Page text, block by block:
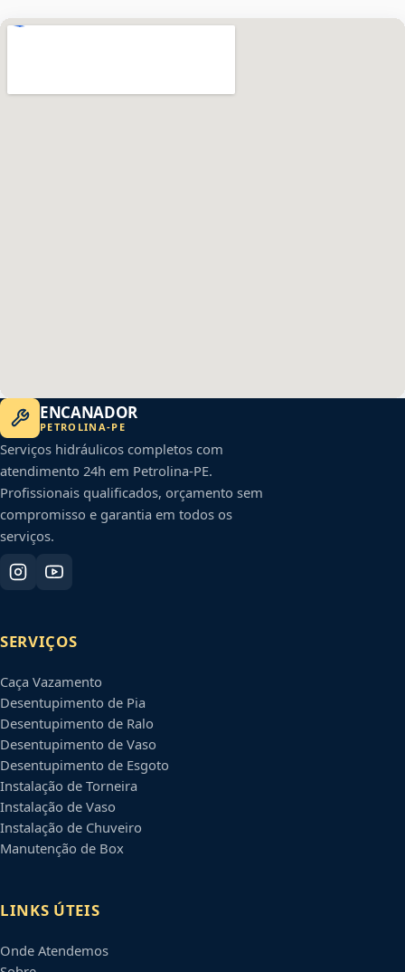
ENCANADOR
PETROLINA-PE
Serviços hidráulicos completos com
atendimento 24h em Petrolina-PE.
Profissionais qualificados, orçamento sem
compromisso e garantia em todos os
serviços.
SERVIÇOS
Caça Vazamento
Desentupimento de Pia
Desentupimento de Ralo
Desentupimento de Vaso
Desentupimento de Esgoto
Instalação de Torneira
Instalação de Vaso
Instalação de Chuveiro
Manutenção de Box
LINKS ÚTEIS
Onde Atendemos